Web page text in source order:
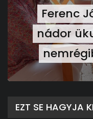
Ferenc
nádor
EZT SE HAGYJA